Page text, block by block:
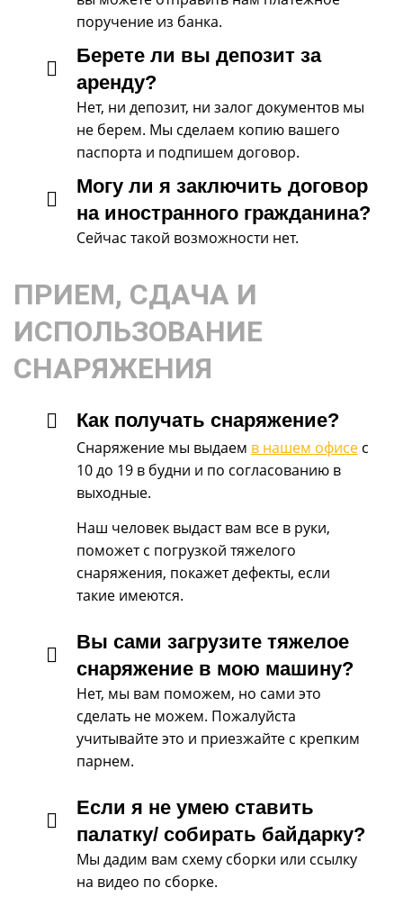
поручение из банка.
Берете ли вы депозит за
аренду?
Нет, ни депозит, ни залог документов мы
не берем. Мы сделаем копию вашего
паспорта и подпишем договор.
Могу ли я заключить договор
на иностранного гражданина?
Сейчас такой возможности нет.
ПРИЕМ, СДАЧА И
ИСПОЛЬЗОВАНИЕ
СНАРЯЖЕНИЯ
Как получать снаряжение?
Снаряжение мы выдаем в нашем офисе с
10 до 19 в будни и по согласованию в
выходные.
Наш человек выдаст вам все в руки,
поможет с погрузкой тяжелого
снаряжения, покажет дефекты, если
такие имеются.
Вы сами загрузите тяжелое
снаряжение в мою машину?
Нет, мы вам поможем, но сами это
сделать не можем. Пожалуйста
учитывайте это и приезжайте с крепким
парнем.
Если я не умею ставить
палатку/ собирать байдарку?
Мы дадим вам схему сборки или ссылку
на видео по сборке.